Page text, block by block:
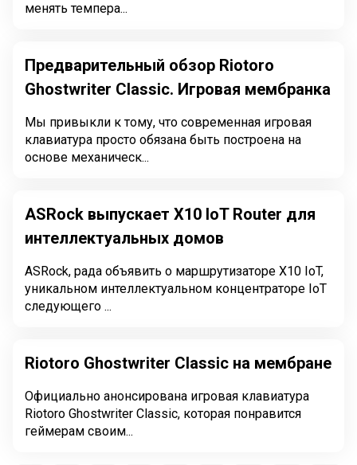
менять темпера...
Предварительный обзор Riotoro
Ghostwriter Classic. Игровая мембранка
Мы привыкли к тому, что современная игровая
клавиатура просто обязана быть построена на
основе механическ...
ASRock выпускает X10 IoT Router для
интеллектуальных домов
ASRock, рада объявить о маршрутизаторе X10 IoT,
уникальном интеллектуальном концентраторе IoT
следующего ...
Riotoro Ghostwriter Classic на мембране
Официально анонсирована игровая клавиатура
Riotoro Ghostwriter Classic, которая понравится
геймерам своим...